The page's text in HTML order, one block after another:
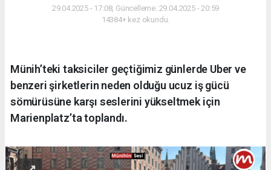
29.04.2025 - 17:08, Güncelleme: 29.04.2025 - 20:59
14384+ kez okundu.
Münih’teki taksiciler geçtiğimiz günlerde Uber ve
benzeri şirketlerin neden olduğu ucuz iş gücü
sömürüsüne karşı seslerini yükseltmek için
Marienplatz’ta toplandı.